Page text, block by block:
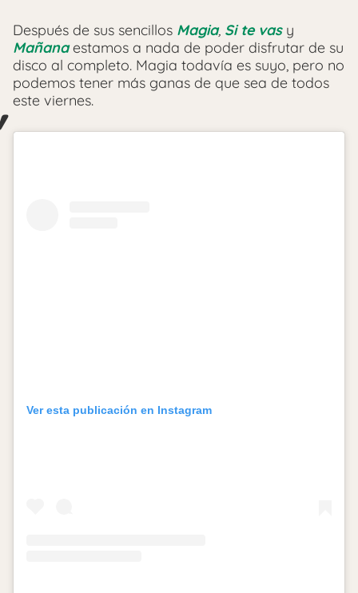
Después de sus sencillos Magia, Si te vasy
Mañanaestamos a nada de poder disfrutar de su
disco al completo. Magia todavía es suyo, pero no
podemos tener más ganas de que sea de todos
este viernes.
Ver esta publicación en Instagram